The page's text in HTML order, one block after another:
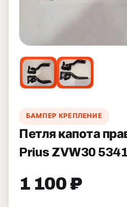
БАМПЕР КРЕПЛЕНИЕ
Петля капота
Prius ZVW30
1 100 ₽